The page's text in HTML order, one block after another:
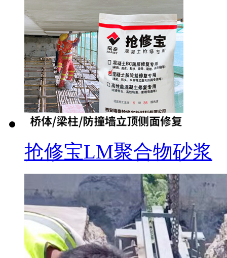
抢修宝LM聚合物砂浆